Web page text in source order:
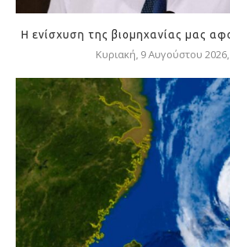
Η ενίσχυση της βιομηχανίας μας
Κυριακή, 9 Αυγούστου